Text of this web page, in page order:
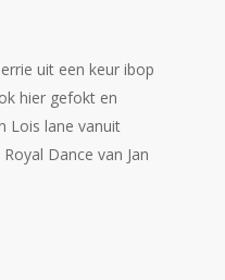
uit een keur ibop
hier gefokt en
Lois lane vanuit
Dance van Jan